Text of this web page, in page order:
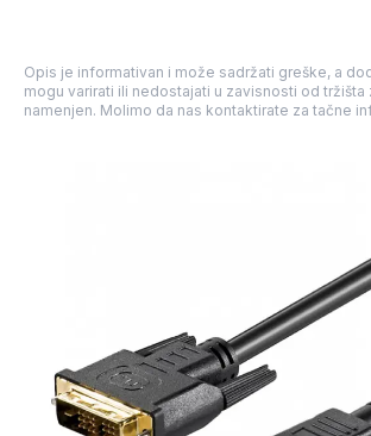
Opis je informativan i može sadržati greške, a
mogu varirati ili nedostajati u zavisnosti od tržišta
namenjen. Molimo da nas kontaktirate za tačne